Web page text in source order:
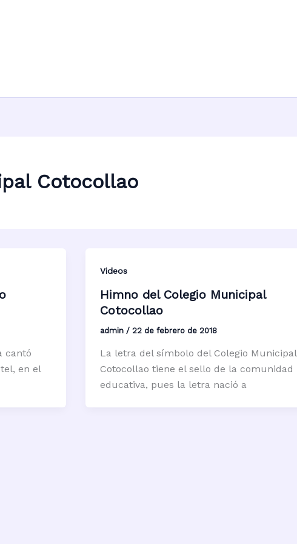
Cotocollao
cantó
en el
Videos
Himno del Colegio Municipal
Cotocollao
admin / 22 de febrero de 2018
La letra del símbolo del Colegio Municipal
Cotocollao tiene el sello de la comunidad
educativa, pues la letra nació a